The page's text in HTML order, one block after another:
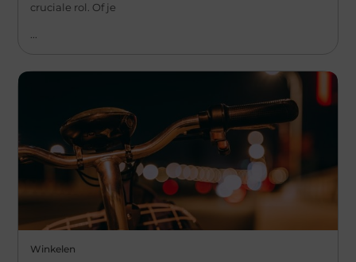
cruciale rol. Of je
Winkelen